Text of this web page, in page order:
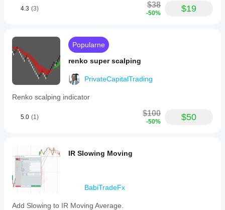
4.3 (3) $38
-50% $19
Popularne
renko super scalping
PrivateCapitalTrading
Renko scalping indicator
5.0 (1) $100
-50% $50
IR Slowing Moving
BabiTradeFx
Add Slowing to IR Moving Average.